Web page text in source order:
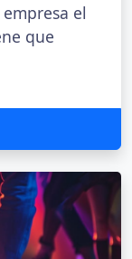
el
que